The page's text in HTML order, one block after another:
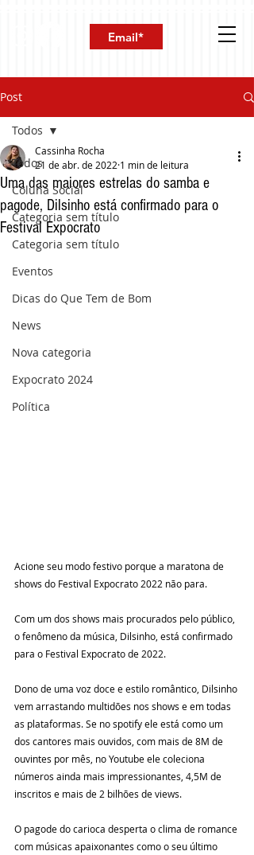
Post
Todos
Coluna Social
Categoria sem título
Categoria sem título
Eventos
Dicas do Que Tem de Bom
News
Nova categoria
Expocrato 2024
Política
Todos
Uma das maiores estrelas do samba e
pagode, Dilsinho está confirmado para o
Festival Expocrato
Cassinha Rocha
21 de abr. de 2022 1 min de leitura
Acione seu modo festivo porque a maratona de
shows do Festival Expocrato 2022 não para.
Com um dos shows mais procurados pelo público,
o fenômeno da música, Dilsinho, está confirmado
para o Festival Expocrato de 2022.
Dono de uma voz doce e estilo romântico, Dilsinho
vem arrastando multidões nos shows e em todas
as plataformas. Se no spotify ele está como um
dos cantores mais ouvidos, com mais de 8M de
ouvintes por mês, no Youtube ele coleciona
números ainda mais impressionantes, 4,5M de
inscritos e mais de 2 bilhões de views.
O pagode do carioca desperta o clima de romance
com músicas apaixonantes como o seu último